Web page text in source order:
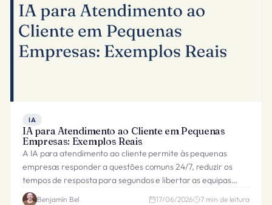
IA
IA para Atendimento ao Cliente em Pequenas
Empresas: Exemplos Reais
A IA para atendimento ao cliente permite às pequenas
empresas responder a questões comuns 24/7, reduzir os
tempos de resposta para segundos e libertar as equipas
para interações complexas. Exemplos reais dentro.
Benjamín Bel 17/06/2026 7 min de leitura